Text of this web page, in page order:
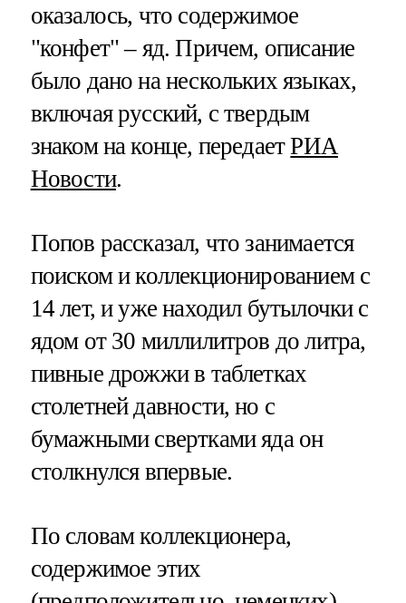
оказалось, что содержимое
"конфет" – яд. Причем, описание
было дано на нескольких языках,
включая русский, с твердым
знаком на конце, передаетРИА
Новости.
Попов рассказал, что занимается
поиском и коллекционированием с
14 лет, и уже находил бутылочки с
ядом от 30 миллилитров до литра,
пивные дрожжи в таблетках
столетней давности, но с
бумажными свертками яда он
столкнулся впервые.
По словам коллекционера,
содержимое этих